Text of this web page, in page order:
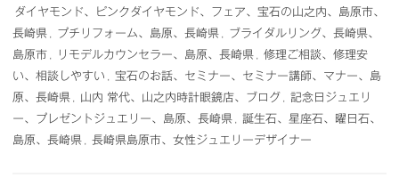
ダイヤモンド、ピンクダイヤモンド、フェア、宝石の山之内、島原市、
長崎県
プチリフォーム、島原、長崎県
ブライダルリング、長崎県、
島原市
リモデルカウンセラー、島原、長崎県
修理ご相談、修理安
い、相談しやすい
宝石のお話、セミナー、セミナー講師、マナー、島
原、長崎県
山内 常代、山之内時計眼鏡店、ブログ
記念日ジュエリ
ー、プレゼントジュエリー、島原、長崎県
誕生石、星座石、曜日石、
島原、長崎県
長崎県島原市、女性ジュエリーデザイナー